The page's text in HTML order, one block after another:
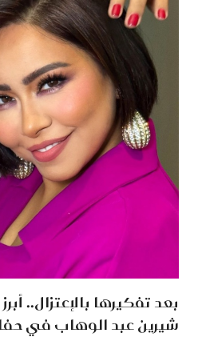
بعد تفكيرها بالإعتزال..
شيرين عبد الوهاب في